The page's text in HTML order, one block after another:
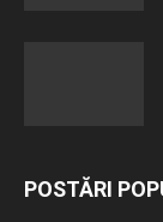
POSTĂRI